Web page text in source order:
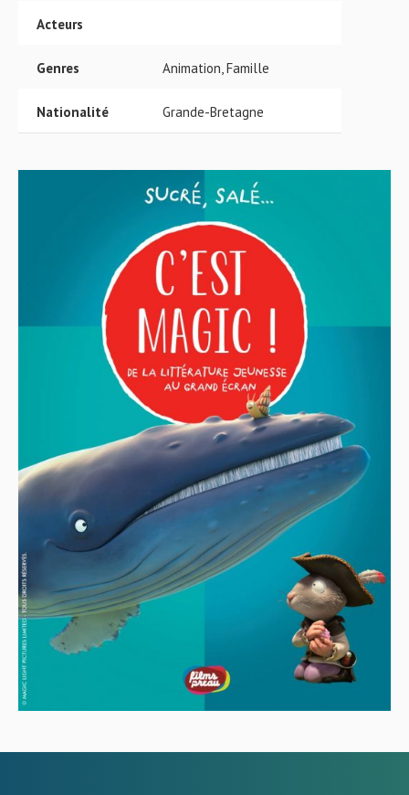
Acteurs
Genres Animation, Famille
Nationalité Grande-Bretagne